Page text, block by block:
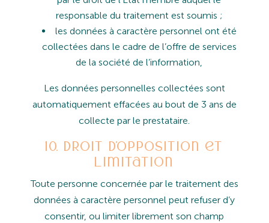
responsable du traitement est soumis ;
les données à caractère personnel ont été
collectées dans le cadre de l’offre de services
de la société del’information,
Les données personnelles collectées sont
automatiquement effacées au bout de 3 ans de
collecte par le prestataire.
10. Droit d’opposition et
limitation
Toute personne concernée par le traitement des
données à caractère personnel peut refuser d’y
consentir, ou limiter librement son champ